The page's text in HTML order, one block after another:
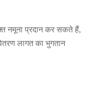
नमूना प्रदान कर सकते हैं,
लागत का भुगतान